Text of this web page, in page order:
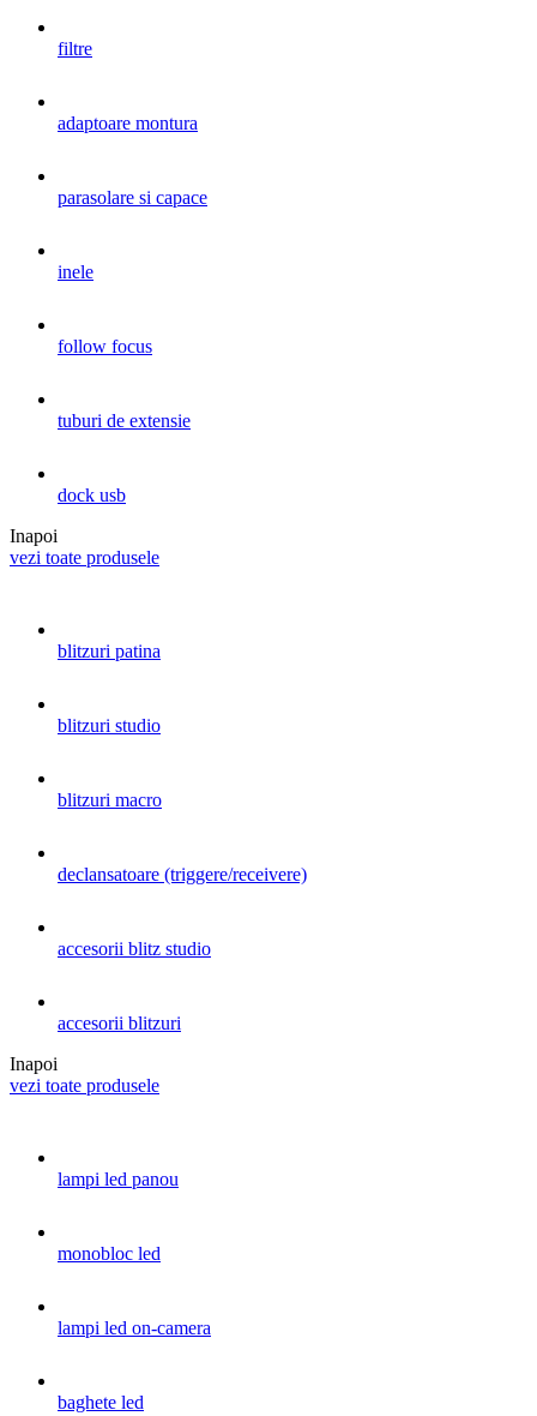
filtre
adaptoare montura
parasolare si capace
inele
follow focus
tuburi de extensie
dock usb
Inapoi
vezi toate produsele
blitzuri patina
blitzuri studio
blitzuri macro
declansatoare (triggere/receivere)
accesorii blitz studio
accesorii blitzuri
Inapoi
vezi toate produsele
lampi led panou
monobloc led
lampi led on-camera
baghete led